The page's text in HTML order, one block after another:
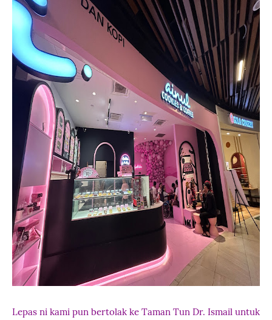
Lepas ni kami pun bertolak ke Taman Tun Dr. Ismail untuk